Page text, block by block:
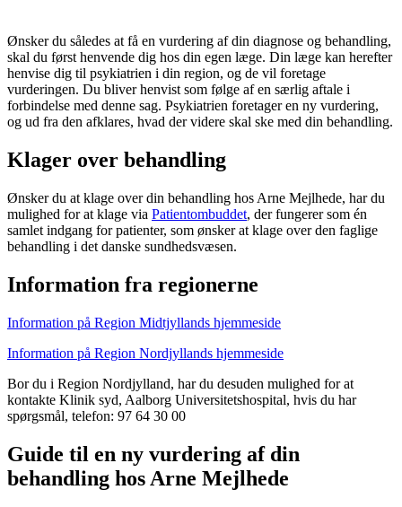
Ønsker du således at få en vurdering af din diagnose og behandling,
skal du først henvende dig hos din egen læge. Din læge kan herefter
henvise dig til psykiatrien i din region, og de vil foretage
vurderingen. Du bliver henvist som følge af en særlig aftale i
forbindelse med denne sag. Psykiatrien foretager en ny vurdering,
og ud fra den afklares, hvad der videre skal ske med din behandling.
Klager over behandling
Ønsker du at klage over din behandling hos Arne Mejlhede, har du
mulighed for at klage via Patientombuddet, der fungerer som én
samlet indgang for patienter, som ønsker at klage over den faglige
behandling i det danske sundhedsvæsen.
Information fra regionerne
Information på Region Midtjyllands hjemmeside
Information på Region Nordjyllands hjemmeside
Bor du i Region Nordjylland, har du desuden mulighed for at
kontakte Klinik syd, Aalborg Universitetshospital, hvis du har
spørgsmål, telefon: 97 64 30 00
Guide til en ny vurdering af din
behandling hos Arne Mejlhede